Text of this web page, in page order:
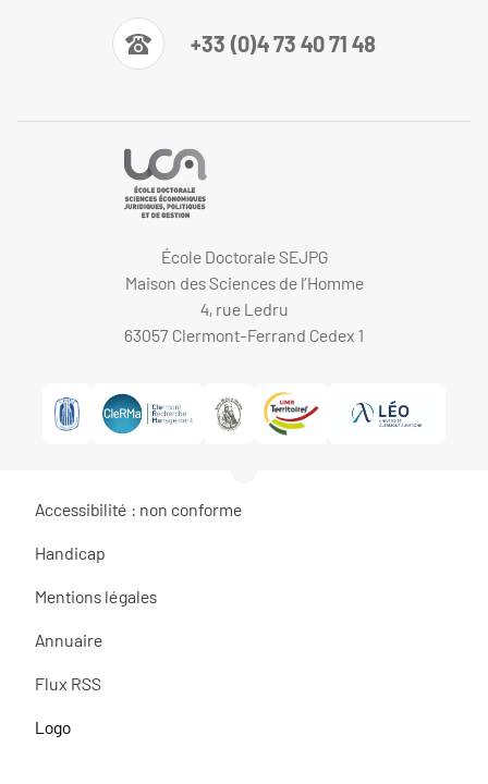
+33 (0)4 73 40 71 48
École Doctorale SEJPG
Maison des Sciences de l’Homme
4, rue Ledru
63057 Clermont-Ferrand Cedex 1
Accessibilité : non conforme
Handicap
Mentions légales
Annuaire
Flux RSS
Logo